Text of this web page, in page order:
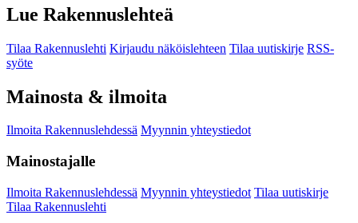
Lue Rakennuslehteä
Tilaa Rakennuslehti Kirjaudu näköislehteen Tilaa uutiskirje RSS-
syöte
Mainosta & ilmoita
Ilmoita Rakennuslehdessä Myynnin yhteystiedot
Mainostajalle
Ilmoita Rakennuslehdessä Myynnin yhteystiedot Tilaa uutiskirje
Tilaa Rakennuslehti